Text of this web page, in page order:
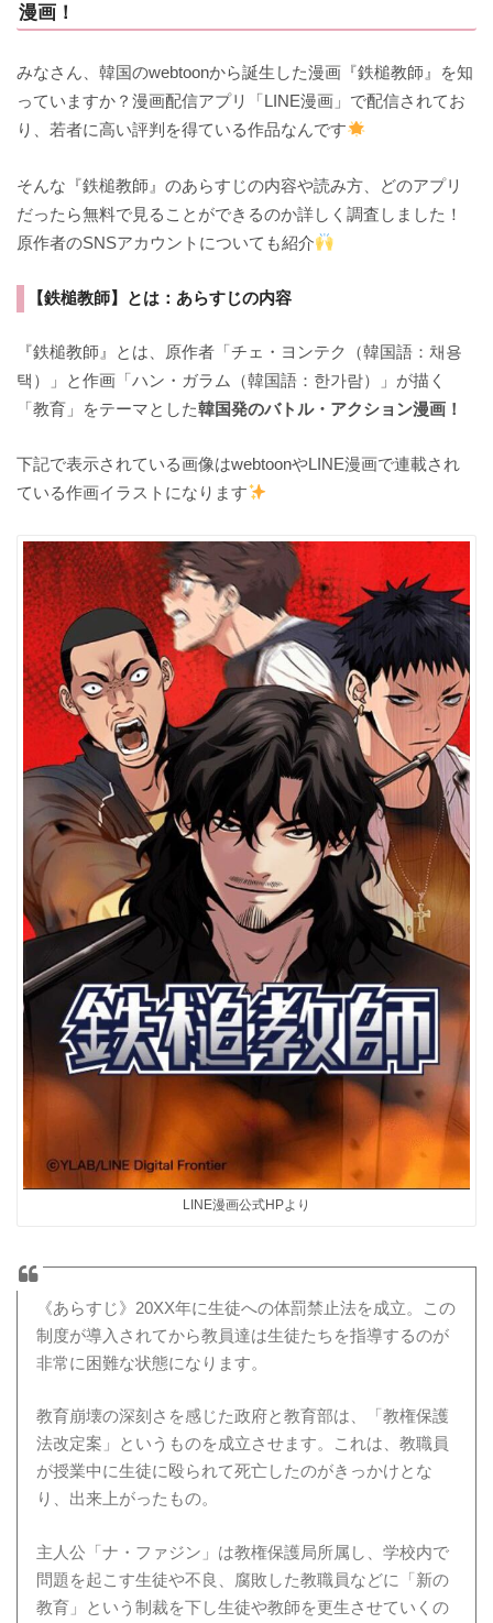
漫画！
みなさん、韓国のwebtoonから誕生した漫画『鉄槌教師』を知
っていますか？漫画配信アプリ「LINE漫画」で配信されてお
り、若者に高い評判を得ている作品なんです
そんな『鉄槌教師』のあらすじの内容や読み方、どのアプリ
だったら無料で見ることができるのか詳しく調査しました！
原作者のSNSアカウントについても紹介
【鉄槌教師】とは：あらすじの内容
『鉄槌教師』とは、原作者「チェ・ヨンテク（韓国語：채용
택）」と作画「ハン・ガラム（韓国語：한가람）」が描く
「教育」をテーマとした韓国発のバトル・アクション漫画！
下記で表示されている画像はwebtoonやLINE漫画で連載され
ている作画イラストになります
LINE漫画公式HPより
《あらすじ》20XX年に生徒への体罰禁止法を成立。この
制度が導入されてから教員達は生徒たちを指導するのが
非常に困難な状態になります。
教育崩壊の深刻さを感じた政府と教育部は、「教権保護
法改定案」というものを成立させます。これは、教職員
が授業中に生徒に殴られて死亡したのがきっかけとな
り、出来上がったもの。
主人公「ナ・ファジン」は教権保護局所属し、学校内で
問題を起こす生徒や不良、腐敗した教職員などに「新の
教育」という制裁を下し生徒や教師を更生させていくの